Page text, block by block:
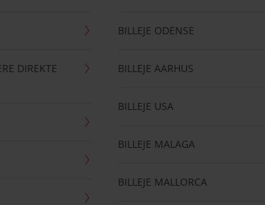
DIREKTE
BILLEJE ODENSE
BILLEJE AARHUS
BILLEJE USA
BILLEJE MALAGA
BILLEJE MALLORCA